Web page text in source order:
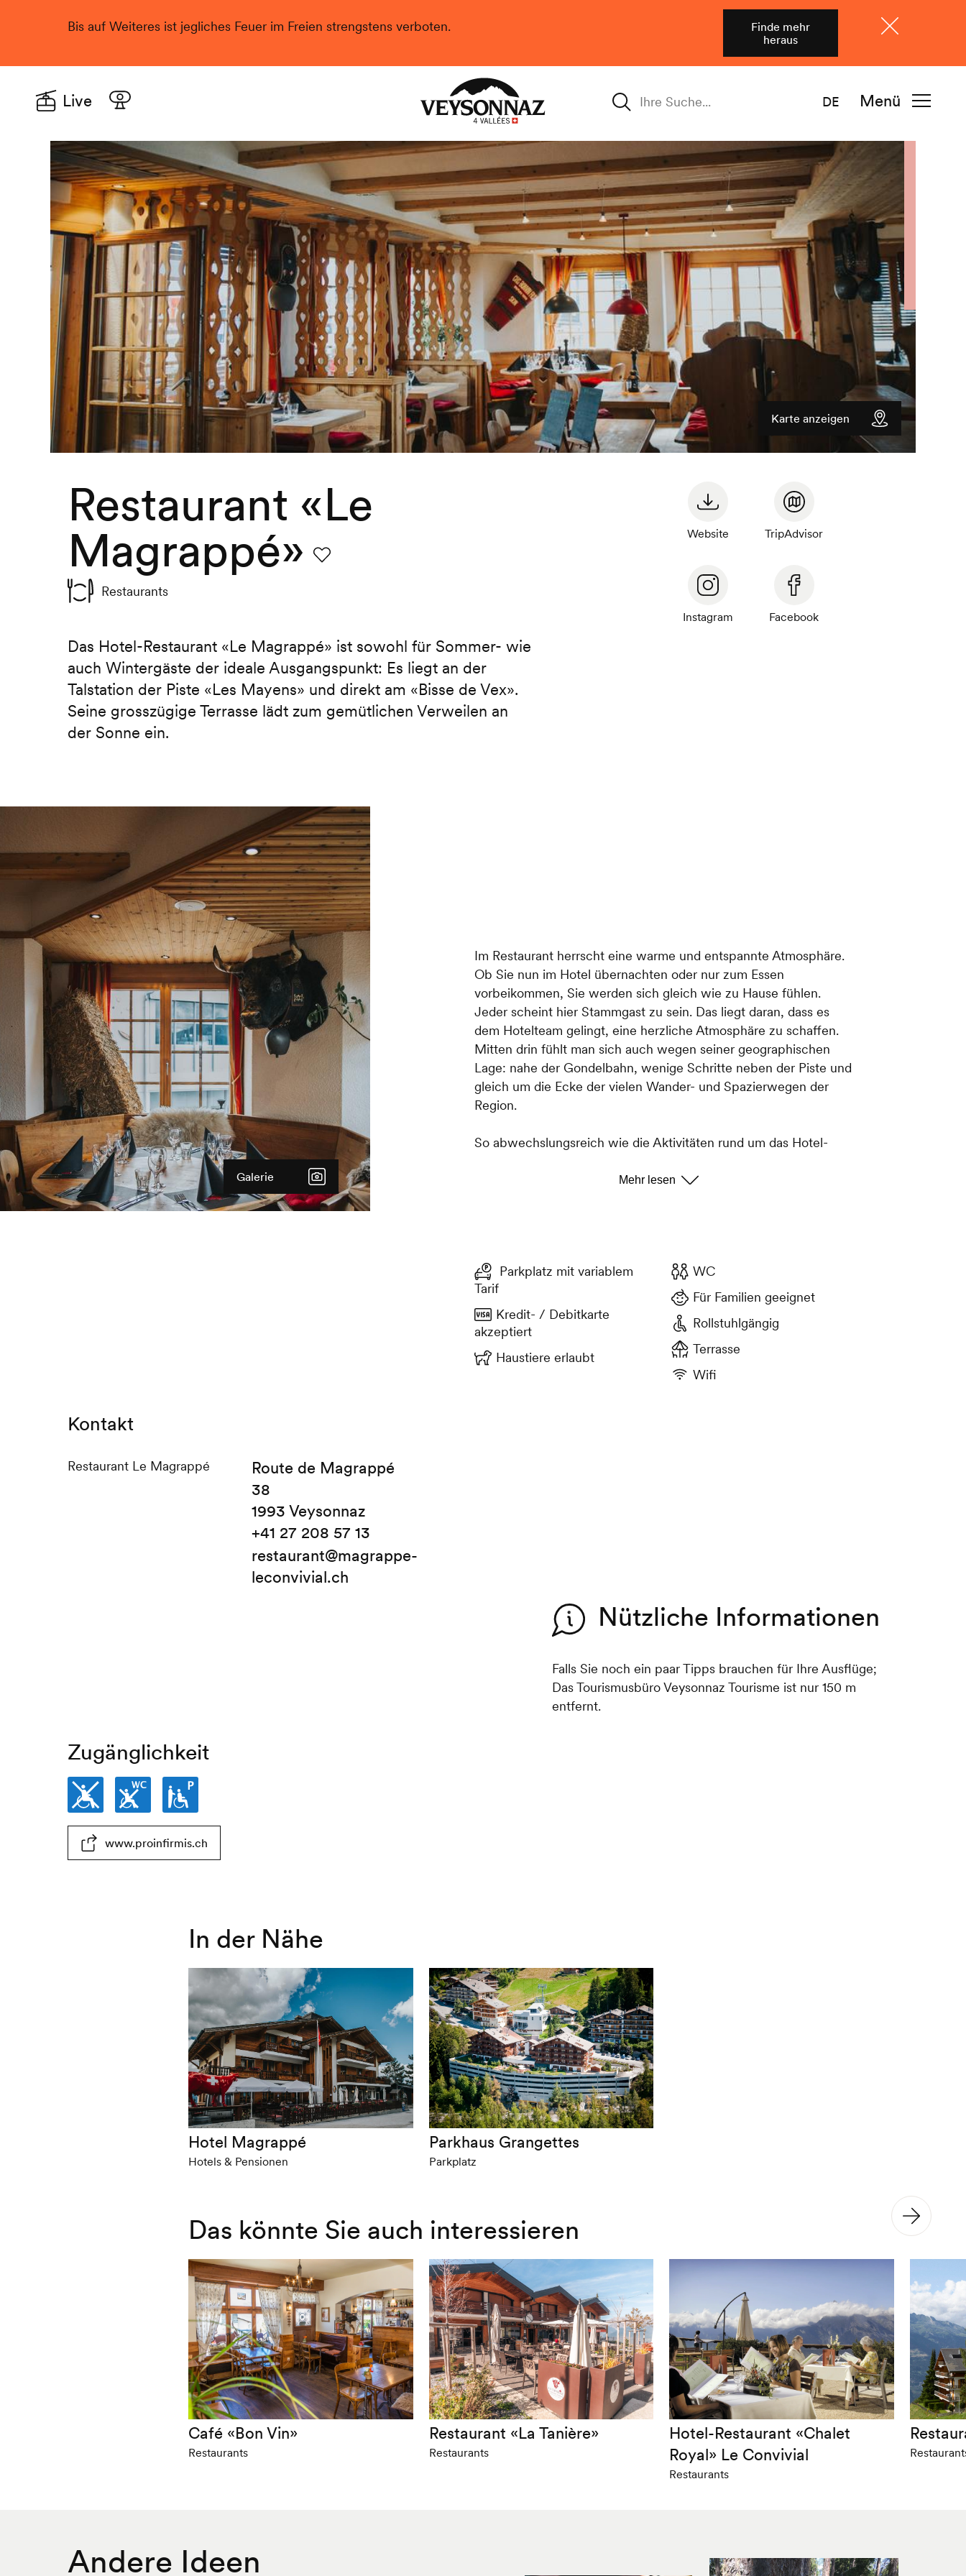
Bis auf Weiteres ist jegliches Feuer im Freien strengstens verboten.
Finde mehr
heraus
Veysonnaz
Menü
Live
Karte anzeigen
Restaurant «Le
Magrappé»
Restaurants
Das Hotel-Restaurant «Le Magrappé» ist sowohl für Sommer- wie
auch Wintergäste der ideale Ausgangspunkt: Es liegt an der
Talstation der Piste «Les Mayens» und direkt am «Bisse de Vex».
Seine grosszügige Terrasse lädt zum gemütlichen Verweilen an
der Sonne ein.
Website TripAdvisor
Instagram Facebook
Galerie
Im Restaurant herrscht eine warme und entspannte Atmosphäre.
Ob Sie nun im Hotel übernachten oder nur zum Essen
vorbeikommen, Sie werden sich gleich wie zu Hause fühlen.
Jeder scheint hier Stammgast zu sein. Das liegt daran, dass es
dem Hotelteam gelingt, eine herzliche Atmosphäre zu schaffen.
Mitten drin fühlt man sich auch wegen seiner geographischen
Lage: nahe der Gondelbahn, wenige Schritte neben der Piste und
gleich um die Ecke der vielen Wander- und Spazierwegen der
Region.
So abwechslungsreich wie die Aktivitäten rund um das Hotel-
Feinste Produkte ideenreich zusammengestellt und frisch für Sie
Tarif
Kredit- / Debitkarte
akzeptiert
Haustiere erlaubt
WC
Für Familien geeignet
Rollstuhlgängig
Terrasse
Wifi
Kontakt
Restaurant Le Magrappé
Route de Magrappé
38
1993 Veysonnaz
+41 27 208 57 13
restaurant@magrappe-
leconvivial.ch
Nützliche Informationen
Falls Sie noch ein paar Tipps brauchen für Ihre Ausflüge;
Das Tourismusbüro Veysonnaz Tourisme ist nur 150 m
entfernt.
Zugänglichkeit
Nicht
rollstuhlgängig
WC
nicht
Parkplatz
eingeschränkt
www.proinfirmis.ch
In der Nähe
Hotel Magrappé
Hotels & Pensionen
Parkhaus Grangettes
Parkplatz
Das könnte Sie auch interessieren
Café «Bon Vin»
Restaurants
Restaurant «La Tanière»
Restaurants
Hotel-Restaurant «Chalet
Royal» Le Convivial
Restaurants
Andere Ideen